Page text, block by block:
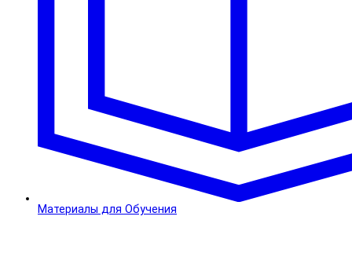
Материалы для Обучения